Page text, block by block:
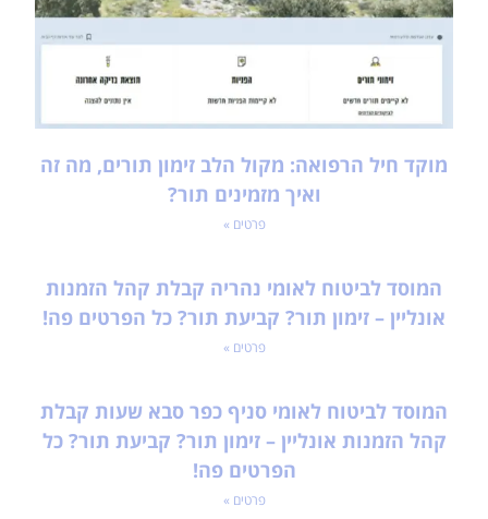
מוקד חיל הרפואה: מקול הלב זימון תורים, מה זה
ואיך מזמינים תור?
פרטים »
המוסד לביטוח לאומי נהריה קבלת קהל הזמנות
אונליין – זימון תור? קביעת תור? כל הפרטים פה!
פרטים »
המוסד לביטוח לאומי סניף כפר סבא שעות קבלת
קהל הזמנות אונליין – זימון תור? קביעת תור? כל
הפרטים פה!
פרטים »